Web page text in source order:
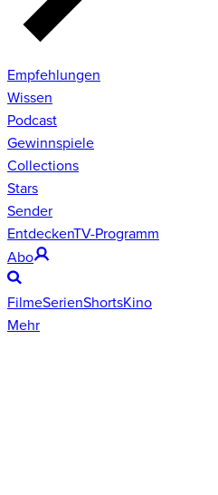
Empfehlungen
Wissen
Podcast
Gewinnspiele
Collections
Stars
Sender
EntdeckenTV-Programm
Abo
FilmeSerienShortsKino
Mehr